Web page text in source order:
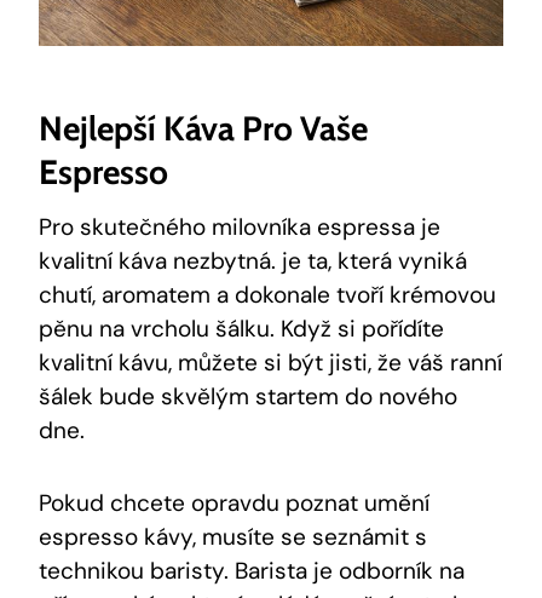
Nejlepší Káva Pro Vaše
Espresso
Pro skutečného milovníka espressa je
kvalitní káva nezbytná. je ta, která vyniká
chutí, aromatem a dokonale tvoří krémovou
pěnu na vrcholu šálku. Když si pořídíte
kvalitní kávu, můžete si být jisti, že váš ranní
šálek bude skvělým startem do nového
dne.
Pokud chcete opravdu poznat umění
espresso kávy, musíte se seznámit s
technikou baristy. Barista je odborník na